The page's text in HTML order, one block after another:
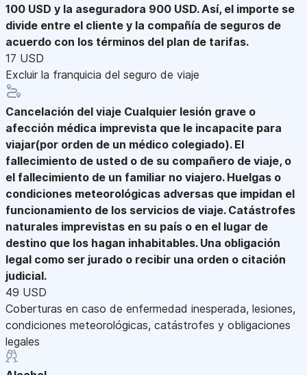
100 USD y la aseguradora 900 USD. Así, el importe se
divide entre el cliente y la compañía de seguros de
acuerdo con los términos del plan de tarifas.
17 USD
Excluir la franquicia del seguro de viaje
Cancelación del viaje Cualquier lesión grave o
afección médica imprevista que le incapacite para
viajar(por orden de un médico colegiado). El
fallecimiento de usted o de su compañero de viaje, o
el fallecimiento de un familiar no viajero. Huelgas o
condiciones meteorológicas adversas que impidan el
funcionamiento de los servicios de viaje. Catástrofes
naturales imprevistas en su país o en el lugar de
destino que los hagan inhabitables. Una obligación
legal como ser jurado o recibir una orden o citación
judicial.
49 USD
Coberturas en caso de enfermedad inesperada, lesiones,
condiciones meteorológicas, catástrofes y obligaciones
legales